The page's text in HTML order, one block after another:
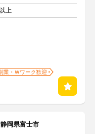
上
業・Ｗワーク歓迎
岡県富士市